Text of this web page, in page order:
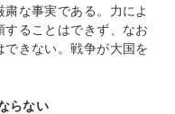
な事実である。力によ
ることはできず、なお
きない。戦争が大国を
らない